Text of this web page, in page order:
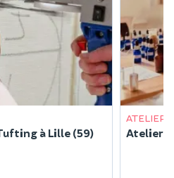
à Lille (59)
ATELIER
Atelier